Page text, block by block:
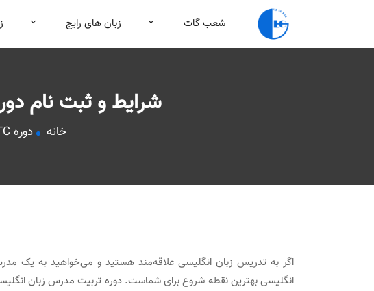
شعب گات زبان های رایج
شرایط و ثبت نام
خانه دوره TTC زبان انگلیسی | حضوری و آنلاین + شرایط ثبت‌ نام
انگلیسی بهترین نقطه شروع برای شماست. دوره تربیت مدرس زبان